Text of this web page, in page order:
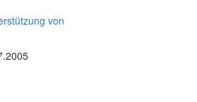
von